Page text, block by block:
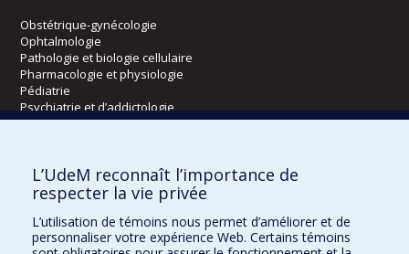
Obstétrique-gynécologie
Ophtalmologie
Pathologie et biologie cellulaire
Pharmacologie et physiologie
Pédiatrie
Psychiatrie et d’addictologie
Radiologie, radio-oncologie et médecine nucléaire
Écoles
Orthophonie et audiologie
Réadaptation
L’UdeM reconnaît l’importance de
respecter la vie privée
L’utilisation de témoins nous permet d’améliorer et de
personnaliser votre expérience Web. Certains témoins